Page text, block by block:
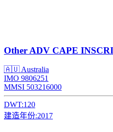
Other ADV CAPE
🇦🇺 Australia
IMO 9806251
MMSI 503216000
DWT:120
建造年份:2017